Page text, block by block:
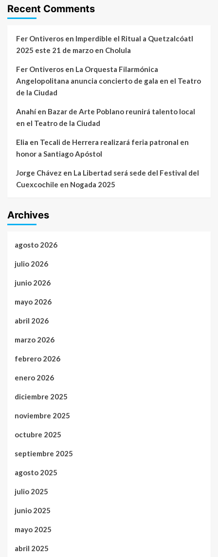
Recent Comments
Fer Ontiveros en Imperdible el Ritual a Quetzalcóatl
2025 este 21 de marzo en Cholula
Fer Ontiveros en La Orquesta Filarmónica
Angelopolitana anuncia concierto de gala en el Teatro
de la Ciudad
Anahíen Bazar de Arte Poblano reunirá talento local
en el Teatro de la Ciudad
Elia en Tecali de Herrera realizará feria patronal en
honor a Santiago Apóstol
Jorge Chávez en La Libertad será sede del Festival del
Cuexcochile en Nogada 2025
Archives
agosto 2026
julio 2026
junio 2026
mayo 2026
abril 2026
marzo 2026
febrero 2026
enero 2026
diciembre 2025
noviembre 2025
octubre 2025
septiembre 2025
agosto 2025
julio 2025
junio 2025
mayo 2025
abril 2025